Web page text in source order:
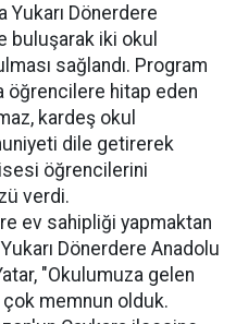
Yukarı Dönerdere
buluşarak iki okul
sağlandı. Program
öğrencilere hitap eden
kardeş okul
dile getirerek
öğrencilerini
verdi.
ev sahipliği yapmaktan
Dönerdere Anadolu
"Okulumuza gelen
memnun olduk.